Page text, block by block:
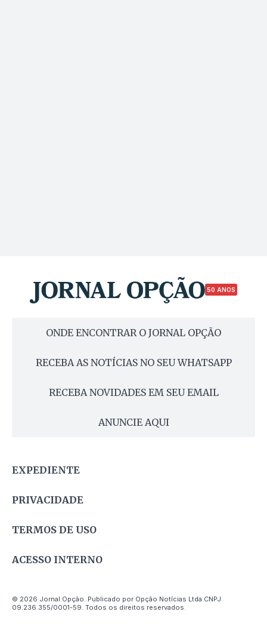
50 ANOS
ONDE ENCONTRAR O JORNAL OPÇÃO
RECEBA AS NOTÍCIAS NO SEU WHATSAPP
RECEBA NOVIDADES EM SEU EMAIL
ANUNCIE AQUI
EXPEDIENTE
PRIVACIDADE
TERMOS DE USO
ACESSO INTERNO
© 2026 Jornal Opção. Publicado por Opção Notícias Ltda CNPJ
09.236.355/0001-59. Todos os direitos reservados.